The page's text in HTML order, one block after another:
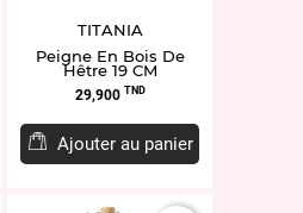
TITANIA
Peigne En Bois De
Hêtre 19 CM
Prix
29,900 TND
Ajouter au panier